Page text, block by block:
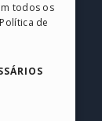
GERMAN
PORTUGUESE
todos os
de